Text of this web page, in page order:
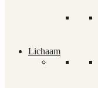
Lichaam